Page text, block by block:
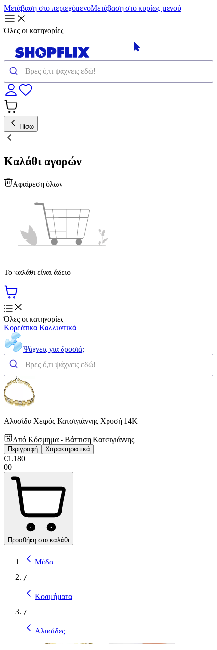
Μετάβαση στο περιεχόμενοΜετάβαση στο κυρίως μενού
Όλες οι κατηγορίες
Πίσω
Καλάθι αγορών
Αφαίρεση όλων
Το καλάθι είναι άδειο
Όλες οι κατηγορίες
Κορεάτικα Καλλυντικά
Ψάχνεις για δροσιά;
Αλυσίδα Χειρός Κατσιγιάννης Χρυσή 14K
Από Κόσμημα - Βάπτιση Κατσιγιάννης
Περιγραφή Χαρακτηριστικά
€1.180
00
Προσθήκη στο καλάθι
Μόδα
/
Κοσμήματα
/
Αλυσίδες